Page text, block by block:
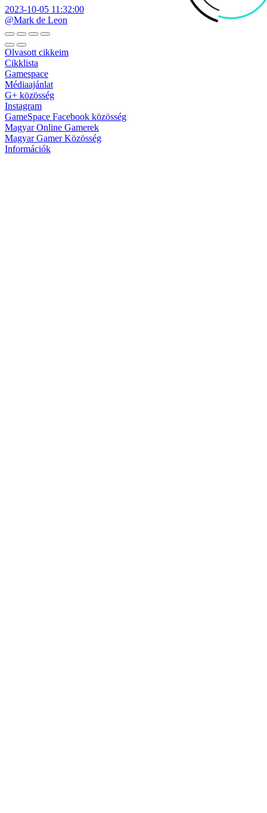
2023-10-05 11:32:00
@Mark de Leon
Olvasott cikkeim
Cikklista
Gamespace
Médiaajánlat
G+ közösség
Instagram
GameSpace Facebook közösség
Magyar Online Gamerek
Magyar Gamer Közösség
Információk